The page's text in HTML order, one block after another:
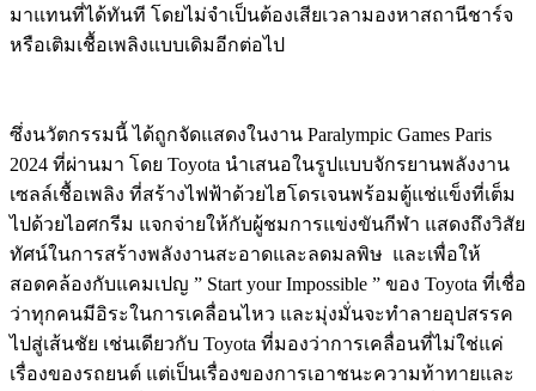
มาแทนที่ได้ทันที โดยไม่จำเป็นต้องเสียเวลามองหาสถานีชาร์จ
หรือเติมเชื้อเพลิงแบบเดิมอีกต่อไป
ซึ่งนวัตกรรมนี้ ได้ถูกจัดแสดงในงาน Paralympic Games Paris
2024 ที่ผ่านมา โดย Toyota นำเสนอในรูปแบบจักรยานพลังงาน
เซลล์เชื้อเพลิง ที่สร้างไฟฟ้าด้วยไฮโดรเจนพร้อมตู้แช่แข็งที่เต็ม
ไปด้วยไอศกรีม แจกจ่ายให้กับผู้ชมการแข่งขันกีฬา แสดงถึงวิสัย
ทัศน์ในการสร้างพลังงานสะอาดและลดมลพิษ และเพื่อให้
สอดคล้องกับแคมเปญ ” Start your Impossible ” ของ Toyota ที่เชื่อ
ว่าทุกคนมีอิระในการเคลื่อนไหว และมุ่งมั่นจะทำลายอุปสรรค
ไปสู่เส้นชัย เช่นเดียวกับ Toyota ที่มองว่าการเคลื่อนที่ไม่ใช่แค่
เรื่องของรถยนต์ แต่เป็นเรื่องของการเอาชนะความท้าทายและ